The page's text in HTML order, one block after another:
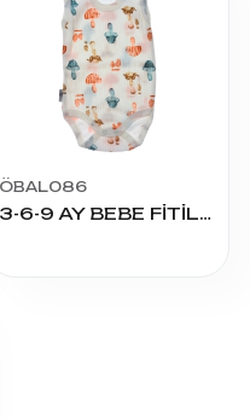
ÖBAL086
3-6-9 AY BEBE FİTİLLİ BADY ATLET